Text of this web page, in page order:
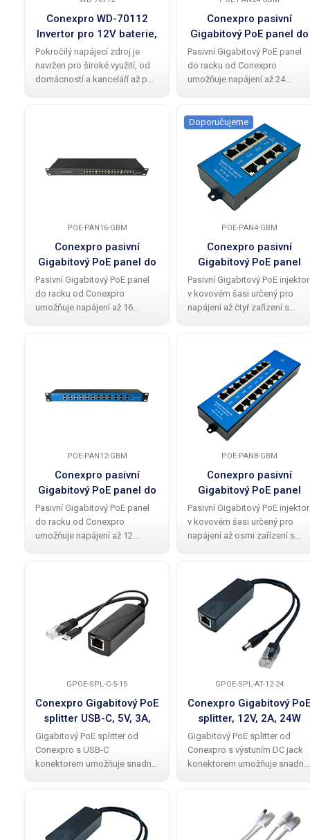
Conexpro WD-70112
Invertor pro 12V baterie,
700W
Pokročilý napájecí zdroj je
navržen pro široké využití, od
domácností a kanceláří až po
Conexpro pasivní
Gigabitový PoE panel do
racku, 24 portů
Pasivní Gigabitový PoE panel
do racku od Conexpro
umožňuje napájení až 24
jako Wi-Fi jednotky MikroTik
nebo Ubiquiti Networks. Panel
je uzpůsoben
POE-PAN16-GBM
Conexpro pasivní
Gigabitový PoE panel do
racku, 16 portů
Pasivní Gigabitový PoE panel
do racku od Conexpro
umožňuje napájení až 16
POE-PAN4-GBM
Conexpro pasivní
Gigabitový PoE panel
kovový, 4 porty
Doporučujeme
Pasivní Gigabitový PoE injektor
v kovovém šasi určený pro
napájení až čtyř zařízení s
jako LAN slouží k připojení do
switche či routeru, zatímco na
POE-PAN12-GBM
Conexpro pasivní
Gigabitový PoE panel do
racku, 12 portů
Pasivní Gigabitový PoE panel
do racku od Conexpro
umožňuje napájení až 12
nebo Ubiquiti Networks. Panel
POE-PAN8-GBM
Conexpro pasivní
Gigabitový PoE panel
kovový, 8 portů
Pasivní Gigabitový PoE injektor
v kovovém šasi určený pro
napájení až osmi zařízení s
jako LAN slouží k připojení do
switche či routeru, zatímco na
straně
GPOE-SPL-C-5-15
Conexpro Gigabitový PoE
splitter USB-C, 5V, 3A,
15W
Gigabitový PoE splitter od
Conexpro s USB-C
konektorem umožňuje snadné
počítače nebo jiné IoT
zařízení, s výkonem až 15 W .
Na vstupu je Gigabitový
GPOE-SPL-AT-12-24
Conexpro Gigabitový PoE
splitter, 12V, 2A, 24W
Gigabitový PoE splitter od
Conexpro s výstuním DC jack
konektorem umožňuje snadné
zařízení, s výkonem až 24 W .